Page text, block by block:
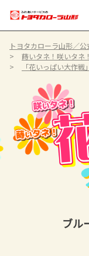
トヨタカローラ山形／公
蒔いタネ！咲いタネ
「花いっぱい大作戦
ブル